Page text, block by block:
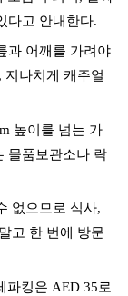
다고 안내한다.
과 어깨를 가려야
나치게 캐주얼
높이를 넘는 가
물품보관소나 락
없으므로 식사,
고 한 번에 방문
파킹은 AED 35로